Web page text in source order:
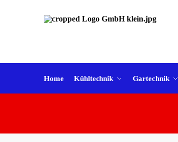
Home Kühltechnik Gartechnik